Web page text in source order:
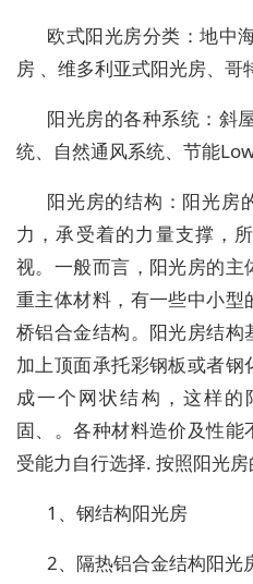
欧式阳光房分类：地中
房 、维多利亚式阳光房、哥
阳光房的各种系统：斜
统、自然通风系统、节能
阳光房的结构：阳光房
力，承受着的力量支撑，
视。一般而言，阳光房的
重主体材料，有一些中小
桥铝合金结构。阳光房结构
加上顶面承托彩钢板或者
成一个网状结构，这样
固、。各种材料造价及性
受能力自行选择. 按照阳光
1、钢结构阳光房
2、隔热铝合金结构阳光